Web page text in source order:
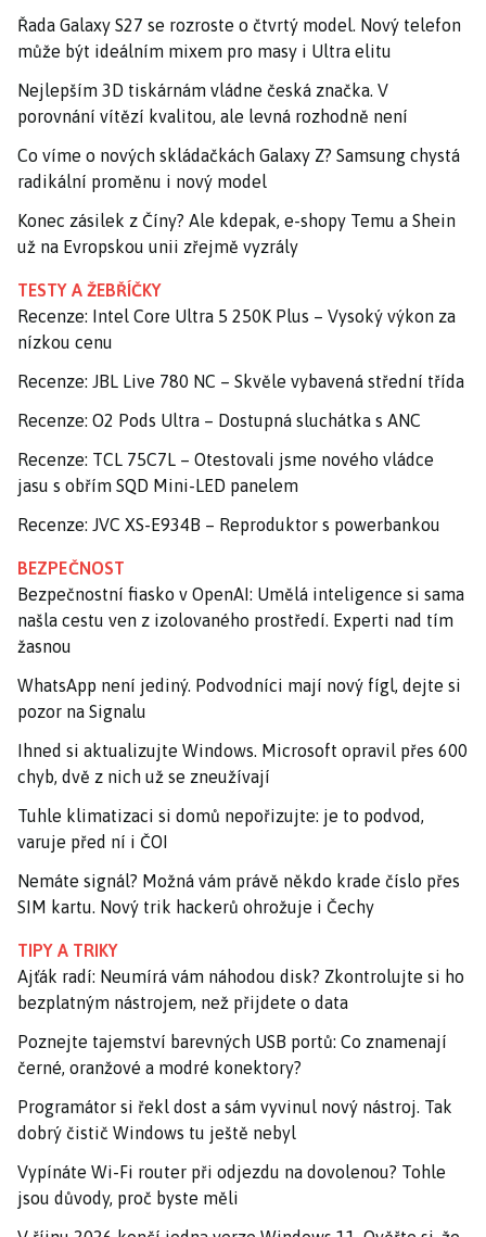
Řada Galaxy S27 se rozroste o čtvrtý model. Nový telefon
může být ideálním mixem pro masy i Ultra elitu
Nejlepším 3D tiskárnám vládne česká značka. V
porovnání vítězí kvalitou, ale levná rozhodně není
Co víme o nových skládačkách Galaxy Z? Samsung chystá
radikální proměnu i nový model
Konec zásilek z Číny? Ale kdepak, e-shopy Temu a Shein
už na Evropskou unii zřejmě vyzrály
TESTY A ŽEBŘÍČKY
Recenze: Intel Core Ultra 5 250K Plus – Vysoký výkon za
nízkou cenu
Recenze: JBL Live 780 NC – Skvěle vybavená střední třída
Recenze: O2 Pods Ultra – Dostupná sluchátka s ANC
Recenze: TCL 75C7L – Otestovali jsme nového vládce
jasu s obřím SQD Mini-LED panelem
Recenze: JVC XS-E934B – Reproduktor s powerbankou
BEZPEČNOST
Bezpečnostní fiasko v OpenAI: Umělá inteligence si sama
našla cestu ven z izolovaného prostředí. Experti nad tím
žasnou
WhatsApp není jediný. Podvodníci mají nový fígl, dejte si
pozor na Signalu
Ihned si aktualizujte Windows. Microsoft opravil přes 600
chyb, dvě z nich už se zneužívají
Tuhle klimatizaci si domů nepořizujte: je to podvod,
varuje před ní i ČOI
Nemáte signál? Možná vám právě někdo krade číslo přes
SIM kartu. Nový trik hackerů ohrožuje i Čechy
TIPY A TRIKY
Ajťák radí: Neumírá vám náhodou disk? Zkontrolujte si ho
bezplatným nástrojem, než přijdete o data
Poznejte tajemství barevných USB portů: Co znamenají
černé, oranžové a modré konektory?
Programátor si řekl dost a sám vyvinul nový nástroj. Tak
dobrý čistič Windows tu ještě nebyl
Vypínáte Wi-Fi router při odjezdu na dovolenou? Tohle
jsou důvody, proč byste měli